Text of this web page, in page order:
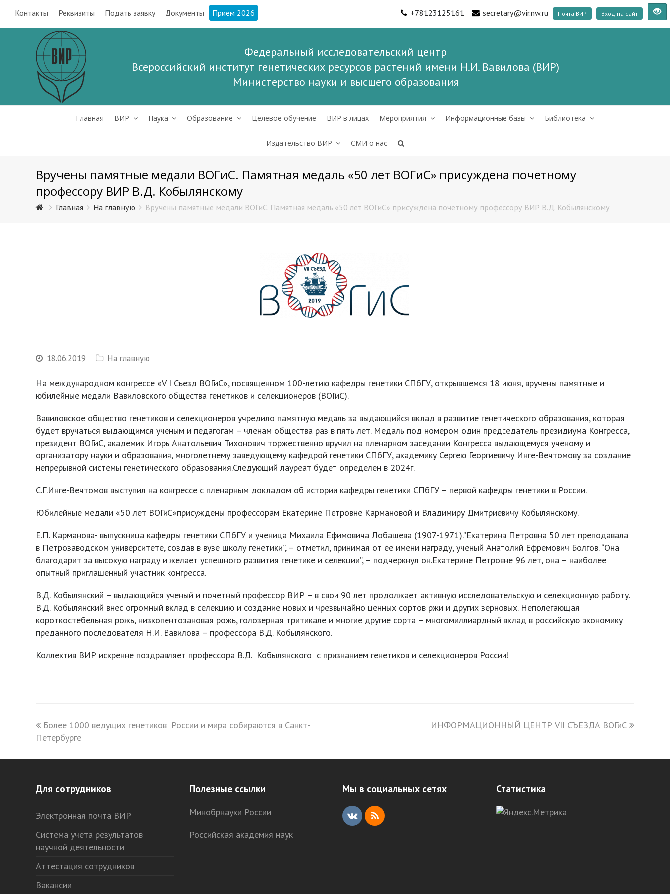
Контакты Реквизиты Подать заявку Документы Прием 2026 +78123125161 secretary@vir.nw.ru Почта ВИР Вход на сайт
Федеральный исследовательский центр
Всероссийский институт генетических ресурсов растений имени Н.И. Вавилова (ВИР)
Министерство науки и высшего образования
Главная ВИР Наука Образование Целевое обучение ВИР в лицах Мероприятия Информационные базы Библиотека
Издательство ВИР СМИ о нас
Вручены памятные медали ВОГиС. Памятная медаль «50 лет ВОГиС» присуждена почетному
профессору ВИР В.Д. Кобылянскому
Главная На главную Вручены памятные медали ВОГиС. Памятная медаль «50 лет ВОГиС» присуждена почетному профессору ВИР В.Д. Кобылянскому
18.06.2019 На главную
На международном конгрессе «VII Съезд ВОГиС», посвященном 100-летию кафедры генетики СПбГУ, открывшемся 18 июня, вручены памятные и
юбилейные медали Вавиловского общества генетиков и селекционеров (ВОГиС).
Вавиловское общество генетиков и селекционеров учредило памятную медаль за выдающийся вклад в развитие генетического образования, которая
будет вручаться выдающимся ученым и педагогам – членам общества раз в пять лет. Медаль под номером один председатель президиума Конгресса,
президент ВОГиС, академик Игорь Анатольевич Тихонович торжественно вручил на пленарном заседании Конгресса выдающемуся ученому и
организатору науки и образования, многолетнему заведующему кафедрой генетики СПбГУ, академику Сергею Георгиевичу Инге-Вечтомову за создание
непрерывной системы генетического образования.Следующий лауреат будет определен в 2024г.
С.Г.Инге-Вечтомов выступил на конгрессе с пленарным докладом об истории кафедры генетики СПбГУ – первой кафедры генетики в России.
Юбилейные медали «50 лет ВОГиС»присуждены профессорам Екатерине Петровне Кармановой и Владимиру Дмитриевичу Кобылянскому.
Е.П. Карманова- выпускница кафедры генетики СПбГУ и ученица Михаила Ефимовича Лобашева (1907-1971).”Екатерина Петровна 50 лет преподавала
в Петрозаводском университете, создав в вузе школу генетики”, – отметил, принимая от ее имени награду, ученый Анатолий Ефремович Болгов. “Она
благодарит за высокую награду и желает успешного развития генетике и селекции”, – подчеркнул он.Екатерине Петровне 96 лет, она – наиболее
опытный приглашенный участник конгресса.
В.Д. Кобылянский – выдающийся ученый и почетный профессор ВИР – в свои 90 лет продолжает активную исследовательскую и селекционную работу.
В.Д. Кобылянский внес огромный вклад в селекцию и создание новых и чрезвычайно ценных сортов ржи и других зерновых. Неполегающая
короткостебельная рожь, низкопентозановая рожь, голозерная тритикале и многие другие сорта – многомиллиардный вклад в российскую экономику
преданного последователя Н.И. Вавилова – профессора В.Д. Кобылянского.
Коллектив ВИР искренне поздравляет профессора В.Д. Кобылянского с признанием генетиков и селекционеров России!
previous
post:
Более 1000 ведущих генетиков России и мира собираются в Санкт-
Петербурге
next
ИНФОРМАЦИОННЫЙ ЦЕНТР VII СЪЕЗДА ВОГиС
Для сотрудников
Электронная почта ВИР
Система учета результатов
научной деятельности
Аттестация сотрудников
Вакансии
Полезные ссылки
Минобрнауки России
Российская академия наук
Мы в социальных сетях
V
R
Статистика